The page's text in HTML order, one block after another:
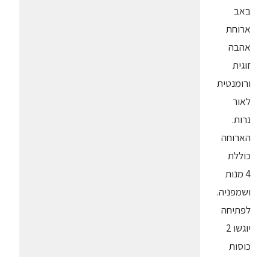
באב
ארוחת
אהבה
זוגית
ורומנטית
לאור
נרות.
הארוחה
כוללת
4 מנות
ושמפניה.
לפתיחה
יוגשו 2
כוסות